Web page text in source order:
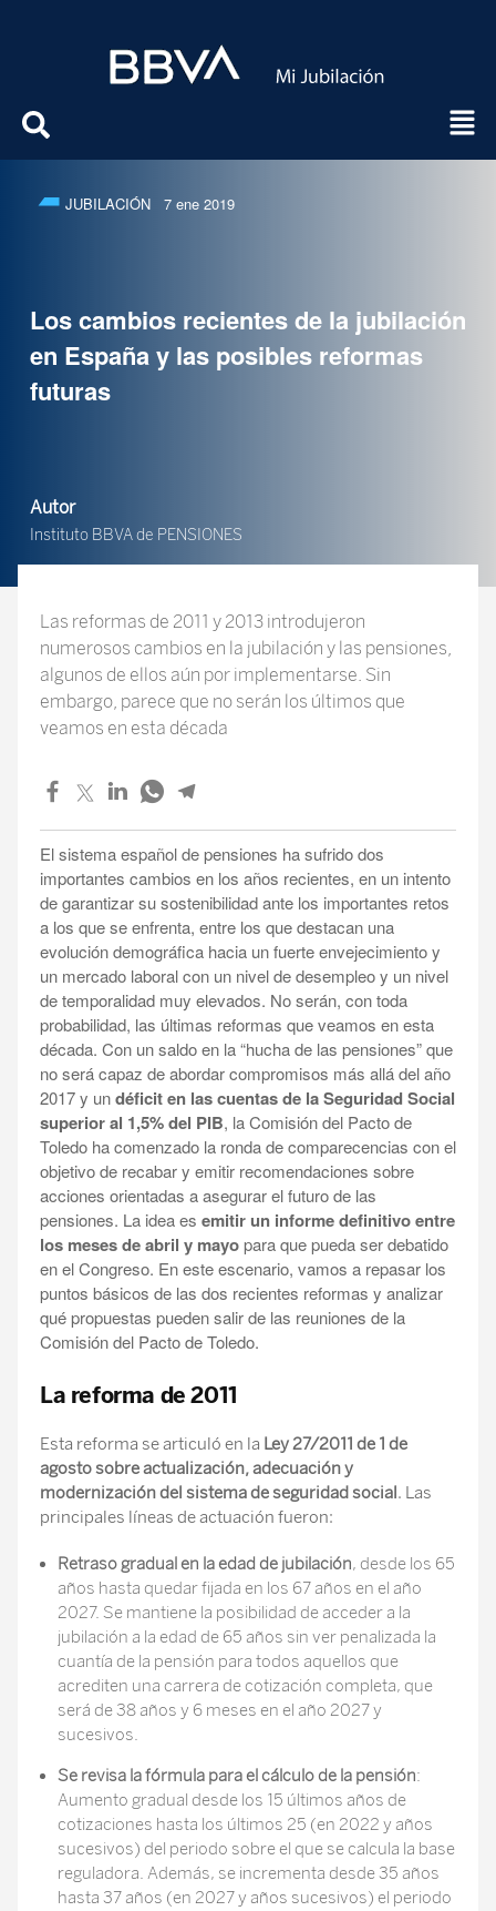
JUBILACIÓN7 ene 2019
Los cambios recientes de la jubilación
en España y las posibles reformas
futuras
Autor
Instituto BBVA de PENSIONES
Las reformas de 2011 y 2013 introdujeron
numerosos cambios en la jubilación y las pensiones,
algunos de ellos aún por implementarse. Sin
embargo, parece que no serán los últimos que
veamos en esta década
El sistema español de pensiones ha sufrido dos
importantes cambios en los años recientes, en un intento
de garantizar su sostenibilidad ante los importantes retos
a los que se enfrenta, entre los que destacan una
evolución demográfica hacia un fuerte envejecimiento y
un mercado laboral con un nivel de desempleo y un nivel
de temporalidad muy elevados. No serán, con toda
probabilidad, las últimas reformas que veamos en esta
década. Con un saldo en la “hucha de las pensiones” que
no será capaz de abordar compromisos más allá del año
2017 y undéficit en las cuentas de la Seguridad Social
superior al 1,5% del PIB, la Comisión del Pacto de
Toledo ha comenzado la ronda de comparecencias con el
objetivo de recabar y emitir recomendaciones sobre
acciones orientadas a asegurar el futuro de las
pensiones. La idea es emitir un informe definitivo entre
los meses de abril y mayopara que pueda ser debatido
en el Congreso. En este escenario, vamos a repasar los
puntos básicos de las dos recientes reformas y analizar
qué propuestas pueden salir de las reuniones de la
Comisión del Pacto de Toledo.
La reforma de 2011
Esta reforma se articuló en la Ley 27/2011 de 1 de
agosto sobre actualización, adecuación y
modernización del sistema de seguridad social. Las
principales líneas de actuación fueron:
Retraso gradual en la edad de jubilación, desde los 65
años hasta quedar fijada en los 67 años en el año
2027. Se mantiene la posibilidad de acceder a la
jubilación a la edad de 65 años sin ver penalizada la
cuantía de la pensión para todos aquellos que
acrediten una carrera de cotización completa, que
será de 38 años y 6 meses en el año 2027 y
sucesivos.
Se revisa la fórmula para el cálculo de la pensión:
Aumento gradual desde los 15 últimos años de
cotizaciones hasta los últimos 25 (en 2022 y años
sucesivos) del periodo sobre el que se calcula la base
reguladora. Además, se incrementa desde 35 años
hasta 37 años (en 2027 y años sucesivos) el periodo